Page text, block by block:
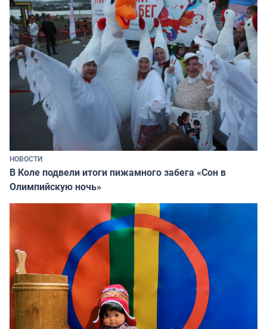
НОВОСТИ
В Коле подвели итоги пижамного забега «Сон в
Олимпийскую ночь»